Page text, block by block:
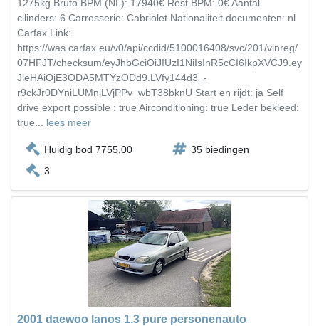
1275kg Bruto BPM (NL): 17940€ Rest BPM: 0€ Aantal
cilinders: 6 Carrosserie: Cabriolet Nationaliteit documenten: nl
Carfax Link:
https://was.carfax.eu/v0/api/ccdid/5100016408/svc/201/vinreg/
07HFJT/checksum/eyJhbGciOiJIUzI1NiIsInR5cCI6IkpXVCJ9.ey
JleHAiOjE3ODA5MTYzODd9.LVfy144d3_-
r9ckJr0DYniLUMnjLVjPPv_wbT38bknU Start en rijdt: ja Self
drive export possible : true Airconditioning: true Leder bekleed:
true... lees meer
Huidig bod 7755,00
35 biedingen
3
2001 daewoo lanos 1.3 pure personenauto